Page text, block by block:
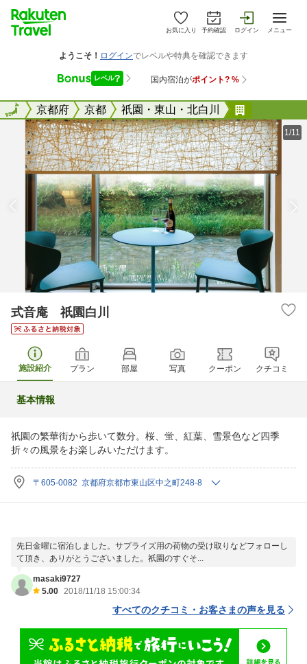
お気に入り 予約確認 ログイン メニュー
全国京都府 京都 祇園・東山・北白川
全国
1/11
式音庵 祇園白川
施設紹介 プラン 部屋 写真 クーポン クチコミ
基本情報
祇園の繁華街から歩いて数分。桜、蛍、紅葉、雪景色など四季
折々の風景をお楽しみいただけます。
〒605-0082 京都府京都市東山区中之町248-8
先日金曜に宿泊しました。サプライズ用の荷物の受け取りなどフォローし
て頂き、ありがとうございました。祇園のすぐそ...
masaki9727
5.00 2018/11/18 15:00:34
すべてのクチコミ・お客さまの声を見る